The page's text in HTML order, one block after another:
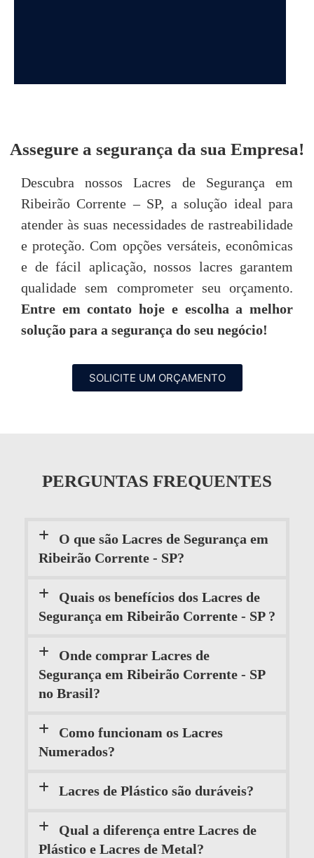
DEPOIMENTOS
simplesmente excepcional, desde o primeiro
contato até o pós-venda, neste quesito são
imbatíveis! Todos são muito prestativos e
Tarsis Tavares
Assegure a segurança da sua Empresa!
Descubra nossos Lacres de Segurança em
Ribeirão Corrente – SP, a solução ideal para
atender às suas necessidades de rastreabilidade
e proteção. Com opções versáteis, econômicas
e de fácil aplicação, nossos lacres garantem
qualidade sem comprometer seu orçamento.
Entre em contato hoje e escolha a melhor
solução para a segurança do seu negócio!
SOLICITE UM ORÇAMENTO
PERGUNTAS FREQUENTES
O que são Lacres de Segurança em
Ribeirão Corrente - SP?
Quais os benefícios dos Lacres de
Segurança em Ribeirão Corrente - SP ?
Onde comprar Lacres de
Segurança em Ribeirão Corrente - SP
no Brasil?
Como funcionam os Lacres
Numerados?
Lacres de Plástico são duráveis?
Qual a diferença entre Lacres de
Plástico e Lacres de Metal?